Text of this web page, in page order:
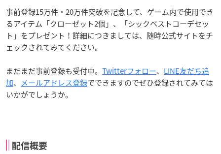
事前登録15万件・20万件突破を記念して、ゲーム内で使用でき
るアイテム「クローゼット2個」、「シックベストコーデセッ
ト」をプレゼント！詳細につきましては、随時公式サイトをチ
ェックされてみてください。
まだまだ事前登録も受付中。 Twitterフォロー、 LINE友だち追
加、 メールアドレス登録でできますのでぜひ登録されてみては
いかがでしょうか。
配信概要